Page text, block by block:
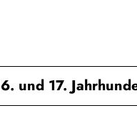
und 17.